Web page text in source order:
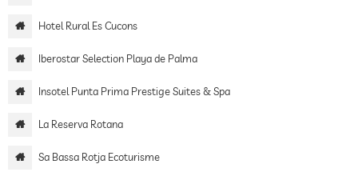
Hotel Rural Es Cucons
Iberostar Selection Playa de Palma
Insotel Punta Prima Prestige Suites & Spa
La Reserva Rotana
Sa Bassa Rotja Ecoturisme